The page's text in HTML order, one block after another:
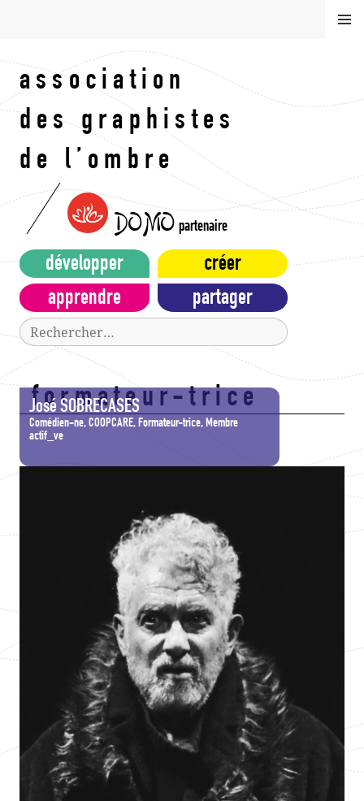
principal
association
des graphistes
de l’ombre
DOMO partenaire
MEN
U
développer
créer
apprendre
partager
Rechercher :
formateur-trice
José SOBRECASES
Comédien-ne, COOPCARE, Formateur-trice, Membre
actif_ve